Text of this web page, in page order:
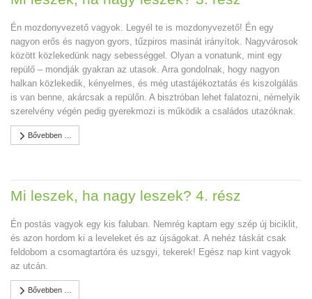
Én mozdonyvezető vagyok. Legyél te is mozdonyvezető! Én egy
nagyon erős és nagyon gyors, tűzpiros masinát irányítok. Nagyvárosok
között közlekedünk nagy sebességgel. Olyan a vonatunk, mint egy
repülő – mondják gyakran az utasok. Arra gondolnak, hogy nagyon
halkan közlekedik, kényelmes, és még utastájékoztatás és kiszolgálás
is van benne, akárcsak a repülőn. A bisztróban lehet falatozni, némelyik
szerelvény végén pedig gyerekmozi is működik a családos utazóknak.
Bővebben …
Mi leszek, ha nagy leszek? 4. rész
Én postás vagyok egy kis faluban. Nemrég kaptam egy szép új biciklit,
és azon hordom ki a leveleket és az újságokat. A nehéz táskát csak
feldobom a csomagtartóra és uzsgyi, tekerek! Egész nap kint vagyok
az utcán.
Bővebben …